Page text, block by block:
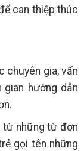
can thiệp thúc
chuyên gia, vấn
hướng dẫn
từ những từ đơn
gọi tên những